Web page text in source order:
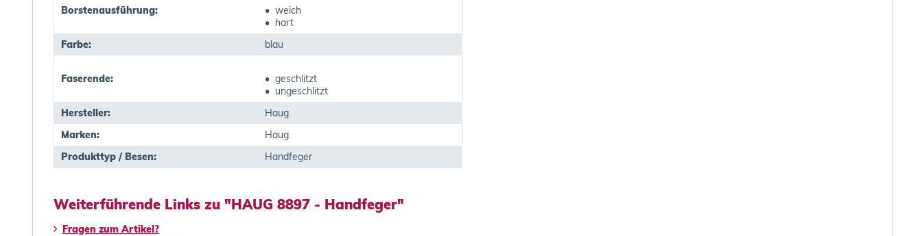
Borstenausführung:
• weich
• hart
Farbe:
blau
Faserende:
• geschlitzt
• ungeschlitzt
Hersteller:
Haug
Marken:
Haug
Produkttyp / Besen:
Handfeger
Weiterführende Links zu "HAUG 8897 - Handfeger"
Fragen zum Artikel?